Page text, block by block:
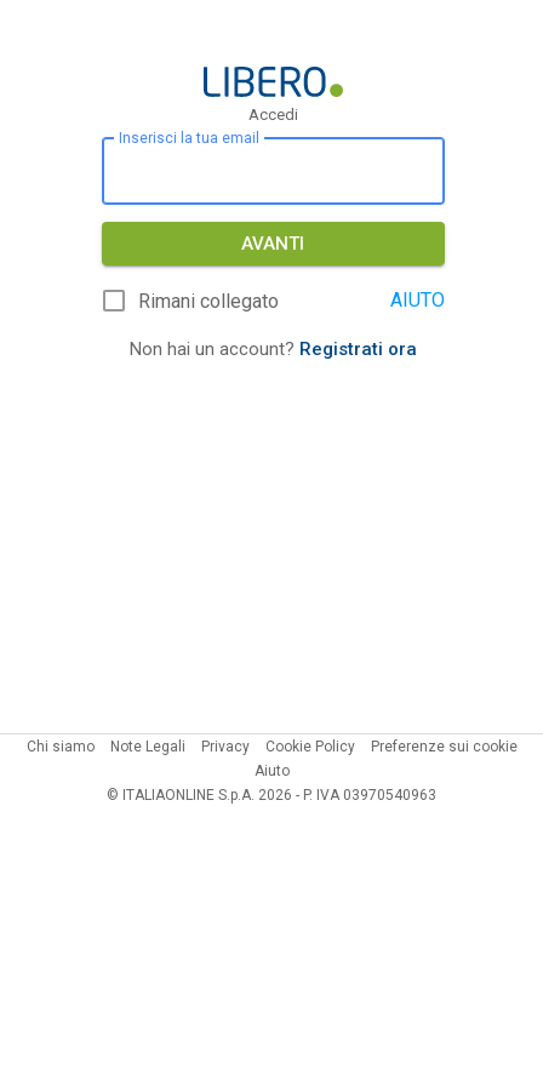
Accedi
Inserisci la tua email
AVANTI
Rimani collegato AIUTO
Non hai un account? Registrati ora
Chi siamo Note Legali Privacy Cookie Policy
Preferenze sui cookie
Aiuto
© ITALIAONLINE S.p.A. 2026 - P. IVA 03970540963